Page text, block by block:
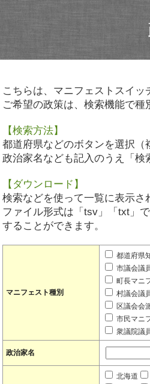
こちらは、マニフェストスイッ
ご希望の政策は、検索機能で種
【検索方法】
都道府県などのボタンを選択（
政治家名なども記入のうえ「検
【ダウンロード】
検索などを使って一覧に表示さ
ファイル形式は「tsv」「txt」
することができます。
マニフェスト種別
都道府県
市議会議
町長マニ
村議会議
区議会会
市民マニ
衆議院議
政治家名
北海道